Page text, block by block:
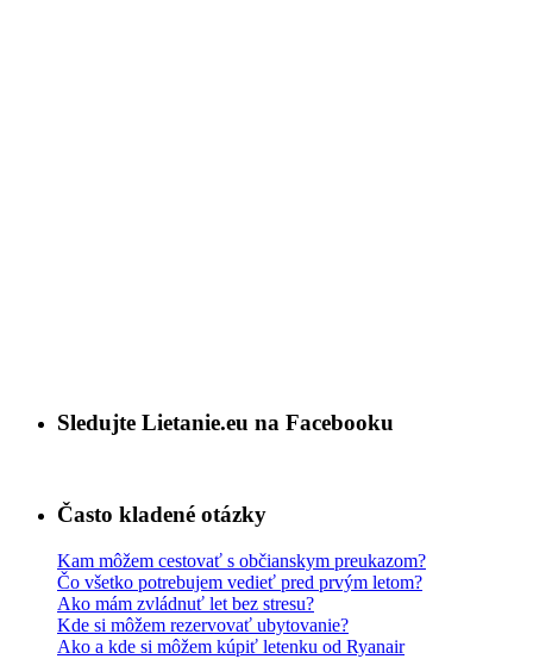
Sledujte Lietanie.eu na Facebooku
Často kladené otázky
Kam môžem cestovať s občianskym preukazom?
Čo všetko potrebujem vedieť pred prvým letom?
Ako mám zvládnuť let bez stresu?
Kde si môžem rezervovať ubytovanie?
Ako a kde si môžem kúpiť letenku od Ryanair